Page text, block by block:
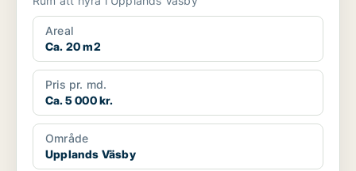
Areal
Ca. 20 m2
Pris pr. md.
Ca. 5 000 kr.
Område
Upplands Väsby